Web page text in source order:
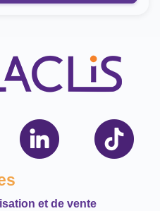
et de vente